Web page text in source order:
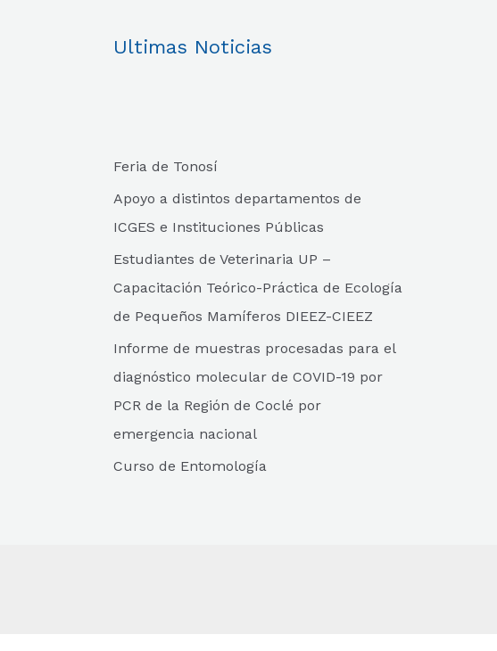
Ultimas Noticias
Feria de Tonosí
Apoyo a distintos departamentos de
ICGES e Instituciones Públicas
Estudiantes de Veterinaria UP –
Capacitación Teórico-Práctica de Ecología
de Pequeños Mamíferos DIEEZ-CIEEZ
Informe de muestras procesadas para el
diagnóstico molecular de COVID-19 por
PCR de la Región de Coclé por
emergencia nacional
Curso de Entomología